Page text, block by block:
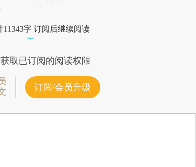
11343字 订阅后继续阅读
取已订阅的阅读权限
订阅/会员升级